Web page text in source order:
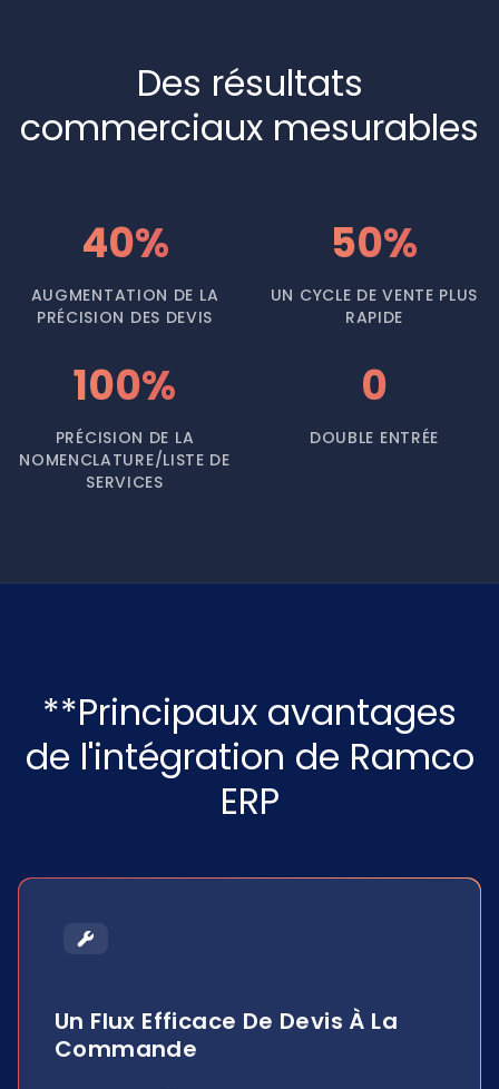
Des résultats
commerciaux mesurables
40%
AUGMENTATION DE LA
PRÉCISION DES DEVIS
50%
UN CYCLE DE VENTE PLUS
RAPIDE
100%
PRÉCISION DE LA
NOMENCLATURE/LISTE DE
SERVICES
0
DOUBLE ENTRÉE
**Principaux avantages
de l'intégration de Ramco
ERP
Un Flux Efficace De Devis À La
Commande